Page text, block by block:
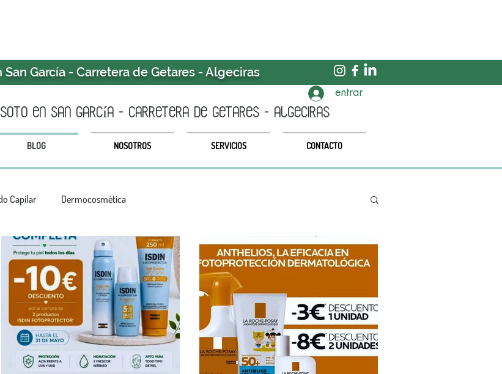
en san garcía - CARRETERA DE GETARES - algeciras
entrar
BLOG NOSOTROS SERVICIOS CONTACTO
San García - Carretera de Getares - Algeciras
Capilar Dermocosmética